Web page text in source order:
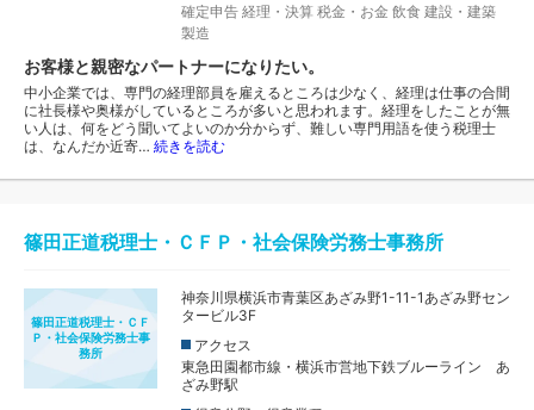
確定申告 経理・決算 税金・お金 飲食 建設・建築
製造
お客様と親密なパートナーになりたい。
中小企業では、専門の経理部員を雇えるところは少なく、経理は仕事の合間
に社長様や奥様がしているところが多いと思われます。経理をしたことが無
い人は、何をどう聞いてよいのか分からず、難しい専門用語を使う税理士
は、なんだか近寄… 続きを読む
篠田正道税理士・ＣＦＰ・社会保険労務士事務所
篠田正道税理士・ＣＦ
Ｐ・社会保険労務士事
務所
神奈川県横浜市青葉区あざみ野1-11-1あざみ野セン
タービル3F
アクセス
東急田園都市線・横浜市営地下鉄ブルーライン あ
ざみ野駅